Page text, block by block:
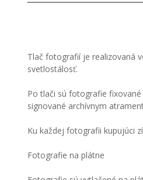
Tlač fotografií je realizovaná
svetlostálosť.
Po tlači sú fotografie
signované archívnym
Ku každej fotografii kupujúci
Fotografie na plátne